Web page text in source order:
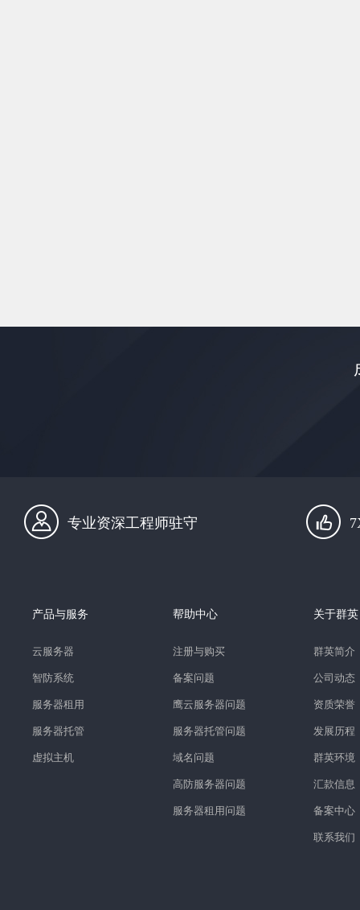
专业资深工程师驻守
产品与服务
云服务器
智防系统
服务器租用
服务器托管
虚拟主机
帮助中心
注册与购买
备案问题
鹰云服务器问题
服务器托管问题
域名问题
高防服务器问题
服务器租用问题
关于群英
群英简介
公司动态
资质荣誉
发展历程
群英环境
汇款信息
备案中心
联系我们